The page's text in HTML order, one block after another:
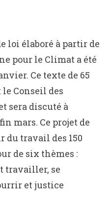
loi élaboré à partir de
pour le Climat a été
Ce texte de 65
Conseil des
sera discuté à
mars. Ce projet de
du travail des 150
de six thèmes :
travailler, se
et justice